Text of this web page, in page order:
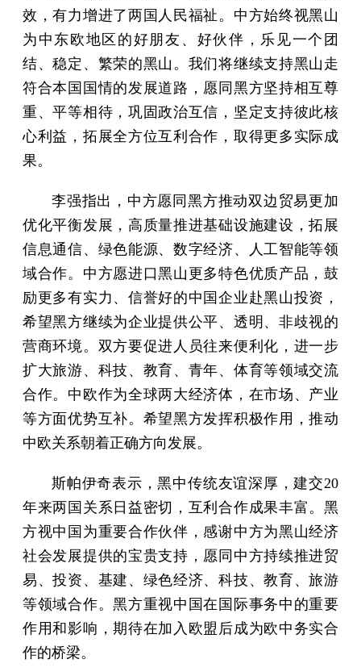
效，有力增进了两国人民福祉。中方始终视黑山
为中东欧地区的好朋友、好伙伴，乐见一个团
结、稳定、繁荣的黑山。我们将继续支持黑山走
符合本国国情的发展道路，愿同黑方坚持相互尊
重、平等相待，巩固政治互信，坚定支持彼此核
心利益，拓展全方位互利合作，取得更多实际成
果。
李强指出，中方愿同黑方推动双边贸易更加
优化平衡发展，高质量推进基础设施建设，拓展
信息通信、绿色能源、数字经济、人工智能等领
域合作。中方愿进口黑山更多特色优质产品，鼓
励更多有实力、信誉好的中国企业赴黑山投资，
希望黑方继续为企业提供公平、透明、非歧视的
营商环境。双方要促进人员往来便利化，进一步
扩大旅游、科技、教育、青年、体育等领域交流
合作。中欧作为全球两大经济体，在市场、产业
等方面优势互补。希望黑方发挥积极作用，推动
中欧关系朝着正确方向发展。
斯帕伊奇表示，黑中传统友谊深厚，建交20
年来两国关系日益密切，互利合作成果丰富。黑
方视中国为重要合作伙伴，感谢中方为黑山经济
社会发展提供的宝贵支持，愿同中方持续推进贸
易、投资、基建、绿色经济、科技、教育、旅游
等领域合作。黑方重视中国在国际事务中的重要
作用和影响，期待在加入欧盟后成为欧中务实合
作的桥梁。